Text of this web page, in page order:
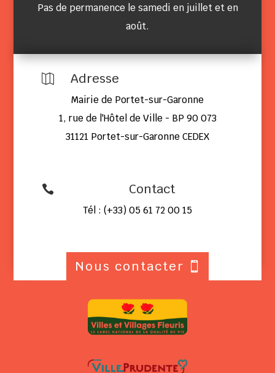
Pas de permanence le samedi en juillet et en
août.
 Adresse
Mairie de Portet-sur-Garonne
1, rue de l'Hôtel de Ville - BP 90 073
31121 Portet-sur-Garonne CEDEX
 Contact
Tél : (+33) 05 61 72 00 15
Nous contacter